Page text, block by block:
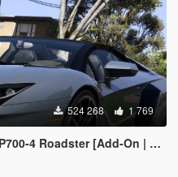
524 268 1 769
[Add-On | Tuning | Liveries]